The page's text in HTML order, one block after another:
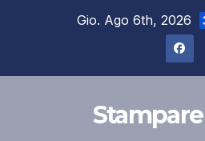
Gio. Ago 6th, 2026